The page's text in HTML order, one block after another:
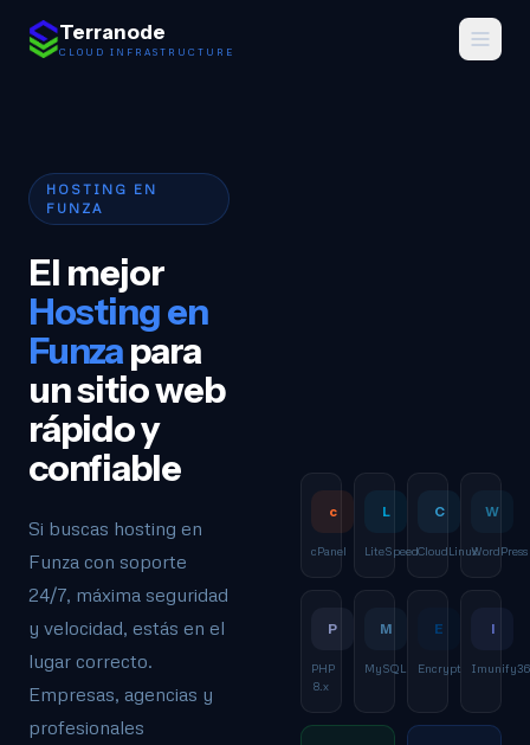
Terranode
CLOUD INFRASTRUCTURE
HOSTING EN
FUNZA
El mejor
Hosting en
Funzapara
un sitio web
rápido y
confiable
Si buscas hosting en
Funza con soporte
24/7, máxima seguridad
y velocidad, estás en el
lugar correcto.
Empresas, agencias y
profesionales
c
cPanel
L
LiteSpeed
C
CloudLinux
W
WordPress
P
PHP
8.x
M
MySQL
E
Encrypt
I